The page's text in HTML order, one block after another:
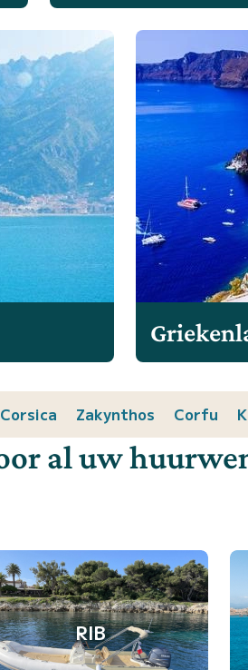
Corsica Zakynthos Corfu
al uw
RIB